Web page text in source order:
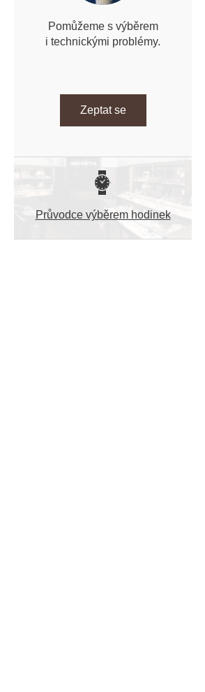
Pomůžeme s výběrem
i technickými problémy.
Zeptat se
Průvodce výběrem hodinek